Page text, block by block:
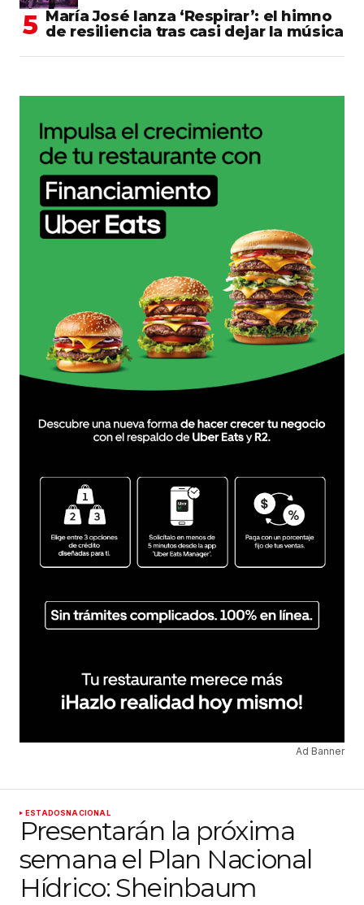
María José lanza ‘Respirar’: el himno
de resiliencia tras casi dejar la música
Ad Banner
ESTADOSNACIONAL
Presentarán la próxima
semana el Plan Nacional
Hídrico: Sheinbaum